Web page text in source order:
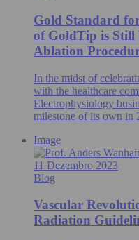
Gold Standard
of GoldTip is Still
Ablation
In the midst of
with the healthcare
Electrophysiology
milestone of its own in
Image
11 Dezembro 2023
Blog
Vascular
Radiation